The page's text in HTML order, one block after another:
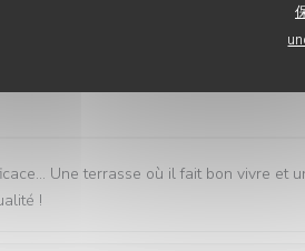
Une terrasse où il fait bon vivre et
!